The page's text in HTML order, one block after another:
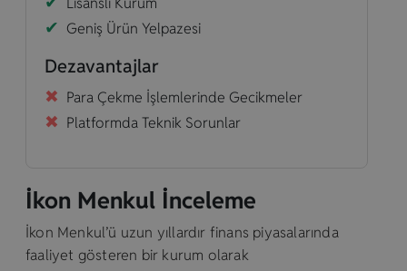
Geniş Ürün Yelpazesi
Dezavantajlar
Para Çekme İşlemlerinde Gecikmeler
Platformda Teknik Sorunlar
İkon Menkul İnceleme
İkon Menkul’ü uzun yıllardır finans piyasalarında
faaliyet gösteren bir kurum olarak